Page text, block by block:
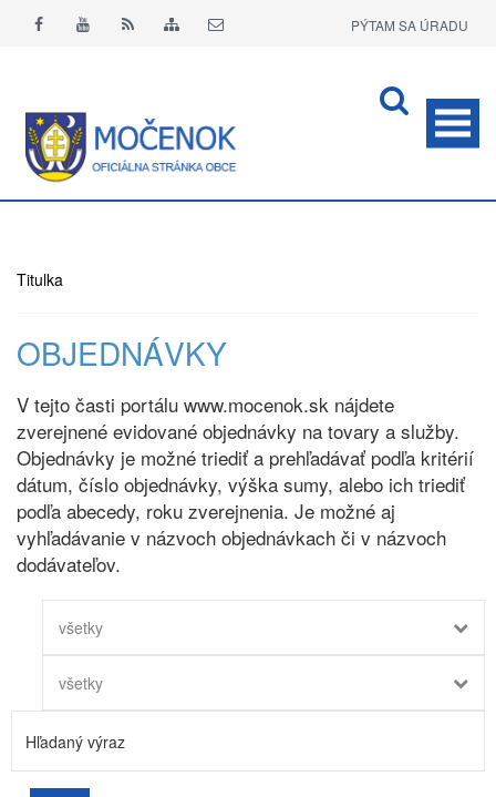
PÝTAM SA ÚRADU
Titulka
OBJEDNÁVKY
V tejto časti portálu www.mocenok.sk nájdete
zverejnené evidované objednávky na tovary a služby.
Objednávky je možné triediť a prehľadávať podľa kritérií
dátum, číslo objednávky, výška sumy, alebo ich triediť
podľa abecedy, roku zverejnenia. Je možné aj
vyhľadávanie v názvoch objednávkach či v názvoch
dodávateľov.
všetky
všetky